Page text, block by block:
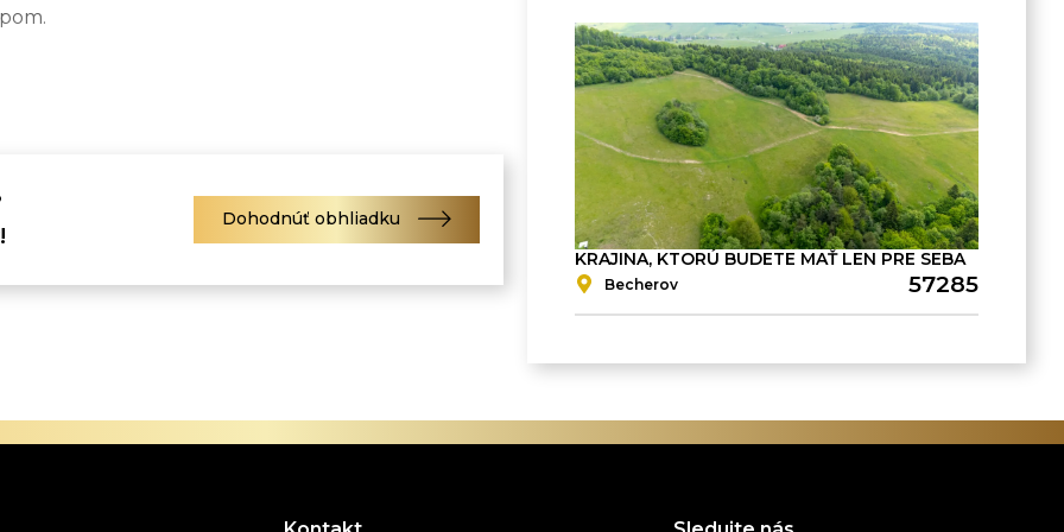
Dohodnúť obhliadku
KRAJINA, KTORÚ BUDETE MAŤ LEN PRE SEBA
Becherov 57285